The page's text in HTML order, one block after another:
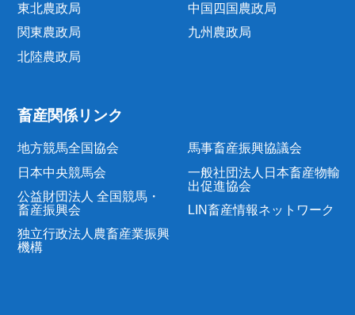
東北農政局
関東農政局
北陸農政局
中国四国農政局
九州農政局
畜産関係リンク
地方競馬全国協会
日本中央競馬会
公益財団法人 全国競馬・
畜産振興会
独立行政法人農畜産業振興
機構
馬事畜産振興協議会
一般社団法人日本畜産物輸
出促進協会
LIN畜産情報ネットワーク